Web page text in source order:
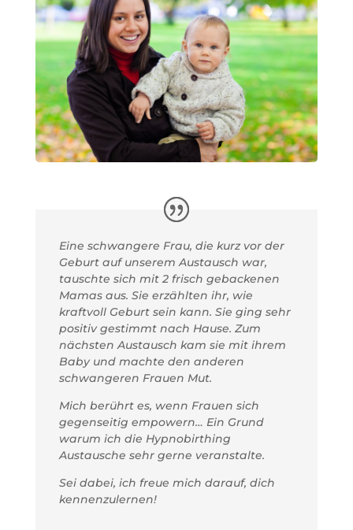
Eine schwangere Frau, die kurz vor der
Geburt auf unserem Austausch war,
tauschte sich mit 2 frisch gebackenen
Mamas aus. Sie erzählten ihr, wie
kraftvoll Geburt sein kann. Sie ging sehr
positiv gestimmt nach Hause. Zum
nächsten Austausch kam sie mit ihrem
Baby und machte den anderen
schwangeren Frauen Mut.
Mich berührt es, wenn Frauen sich
gegenseitig empowern… Ein Grund
warum ich die Hypnobirthing
Austausche sehr gerne veranstalte.
Sei dabei, ich freue mich darauf, dich
kennenzulernen!